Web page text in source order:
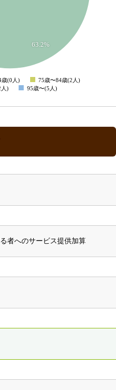
63.2%
0
歳(0人)
75歳〜84歳(2人)
人)
95歳〜(5人)
者へのサービス提供加算